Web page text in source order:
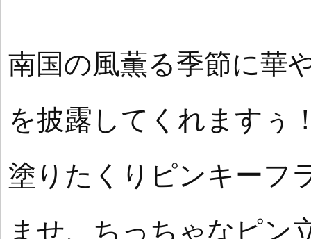
南国の風薫る季節に華
を披露してくれますぅ
塗りたくりピンキーフ
ませ、ちっちゃなピン